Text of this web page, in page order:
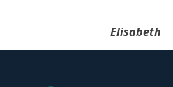
Elisabeth